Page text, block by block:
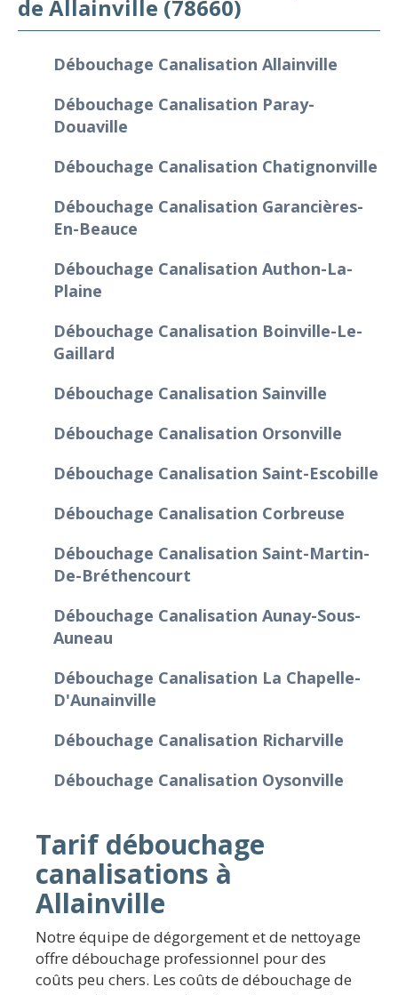
de Allainville (78660)
Débouchage Canalisation Allainville
Débouchage Canalisation Paray-
Douaville
Débouchage Canalisation Chatignonville
Débouchage Canalisation Garancières-
En-Beauce
Débouchage Canalisation Authon-La-
Plaine
Débouchage Canalisation Boinville-Le-
Gaillard
Débouchage Canalisation Sainville
Débouchage Canalisation Orsonville
Débouchage Canalisation Saint-Escobille
Débouchage Canalisation Corbreuse
Débouchage Canalisation Saint-Martin-
De-Bréthencourt
Débouchage Canalisation Aunay-Sous-
Auneau
Débouchage Canalisation La Chapelle-
D'Aunainville
Débouchage Canalisation Richarville
Débouchage Canalisation Oysonville
Tarif débouchage
canalisations à
Allainville
Notre équipe de dégorgement et de nettoyage
offre débouchage professionnel pour des
coûts peu chers. Les coûts de débouchage de